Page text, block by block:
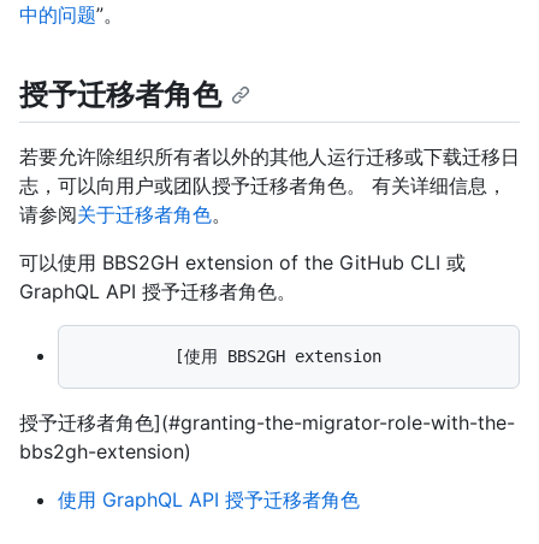
中的问题”。
授予迁移者角色
若要允许除组织所有者以外的其他人运行迁移或下载迁移日
志，可以向用户或团队授予迁移者角色。 有关详细信息，
请参阅关于迁移者角色。
可以使用 BBS2GH extension of the GitHub CLI 或
GraphQL API 授予迁移者角色。
授予迁移者角色](#granting-the-migrator-role-with-the-
bbs2gh-extension)
使用 GraphQL API 授予迁移者角色